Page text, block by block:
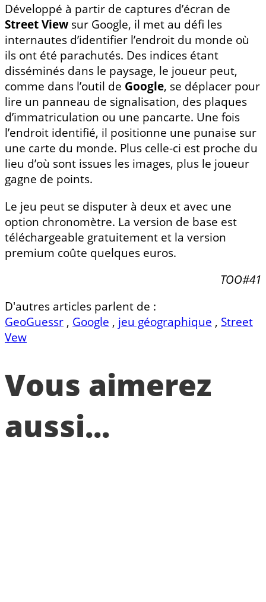
Développé à partir de captures d’écran de
Street View sur Google, il met au défi les
internautes d’identifier l’endroit du monde où
ils ont été parachutés. Des indices étant
disséminés dans le paysage, le joueur peut,
comme dans l’outil de Google, se déplacer pour
lire un panneau de signalisation, des plaques
d’immatriculation ou une pancarte. Une fois
l’endroit identifié, il positionne une punaise sur
une carte du monde. Plus celle-ci est proche du
lieu d’où sont issues les images, plus le joueur
gagne de points.
Le jeu peut se disputer à deux et avec une
option chronomètre. La version de base est
téléchargeable gratuitement et la version
premium coûte quelques euros.
TOO#41
D'autres articles parlent de :
GeoGuessr , Google , jeu géographique , Street
Vew
Vous aimerez
aussi...